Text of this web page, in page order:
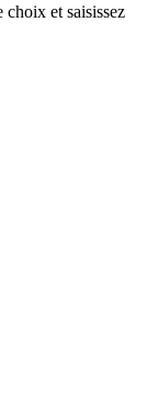
choix et saisissez